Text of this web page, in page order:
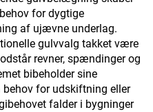
for dygtige
af ujævne underlag.
gulvvalg takket være
revner, spændinger og
bibeholder sine
behov for udskiftning eller
falder i bygninger